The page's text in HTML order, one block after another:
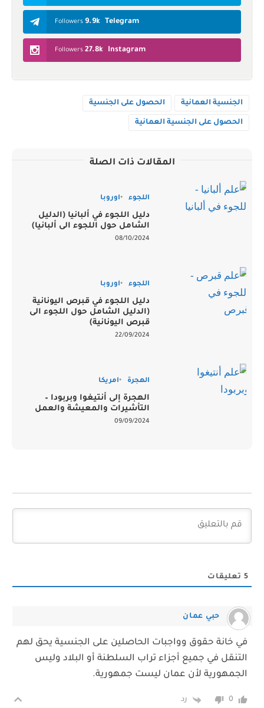
Telegram
9.9k
Followers
Instagram
27.8k
Followers
الجنسية العمانية الحصول على الجنسية
الحصول على الجنسية العمانية
المقالات ذات الصلة
اللجوء اوروبا
دليل اللجوء في ألبانيا (الدليل
الشامل حول اللجوء الى ألبانيا)
08/10/2024
اللجوء اوروبا
دليل اللجوء في قبرص اليونانية
(الدليل الشامل حول اللجوء الى
قبرص اليونانية)
22/09/2024
الهجرة امريكا
الهجرة إلى أنتيغوا وبربودا –
التأشيرات والمعيشة والعمل
09/09/2024
5 تعليقات
حبي عمان
في خانة حقوق وواجبات الحاصلين على الجنسية يحق لهم
التنقل في جميع أجزاء تراب السلطنة أو البلاد وليس
الجمهورية لأن عمان ليست جمهورية.
0 رد